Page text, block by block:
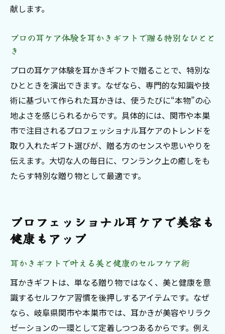
ツ
耳かきギフトが生むリラクゼーションの新常識
耳かきギフトで広がるリラクゼーション体
験の魅力
耳かきプレゼントがストレス解消に役立つ
理由
プロフェッショナル耳ケアで得られる深い
癒し効果
現代女性におすすめの耳かきギフト活用術
きプレゼント
自宅でできる新しい癒しの習慣を耳かきギ
フトで
素材と使い心地から考える耳かき選びの極意
耳かきギフト選びで重要な素材の違いと特
徴
耳かきプレゼントは使い心地が長く愛され
るポイント
献します。
プロの耳ケア体験を耳かきギフトで贈る特別なひとと
き
プロの耳ケア体験を耳かきギフトで贈ることで、特別な
ひとときを演出できます。なぜなら、専門的な知識や技
術に基づいて作られた耳かきは、使うたびに“本物”の心
地よさを感じられるからです。具体的には、関市や本巣
市で注目されるプロフェッショナル耳ケアのトレンドを
取り入れたギフト選びが、贈る方のセンスや思いやりを
伝えます。大切な人の毎日に、ワンランク上の癒しをも
たらす特別な贈り物として最適です。
プロフェッショナル耳ケアで美容も
健康もアップ
耳かきギフトで叶える美と健康のセルフケア術
耳かきギフトは、単なる贈り物ではなく、美と健康を意
識するセルフケア習慣を後押しするアイテムです。なぜ
なら、岐阜県関市や本巣市では、耳かきが美容やリラク
ゼーションの一環として定着しつつあるからです。例え